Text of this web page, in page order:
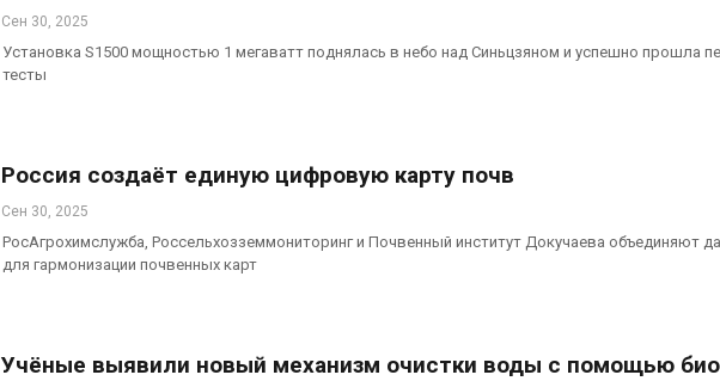
Сен 30, 2025
Установка S1500 мощностью 1 мегаватт поднялась в небо над Синьцзяном и успешно прошла
тесты
Россия создаёт единую цифровую карту почв
Сен 30, 2025
РосАгрохимслужба, Россельхозземмониторинг и Почвенный институт Докучаева объединяют
для гармонизации почвенных карт
Учёные выявили новый механизм очистки воды с помощью